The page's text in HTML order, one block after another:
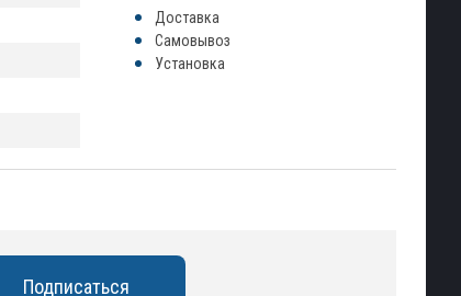
Доставка
Самовывоз
Установка